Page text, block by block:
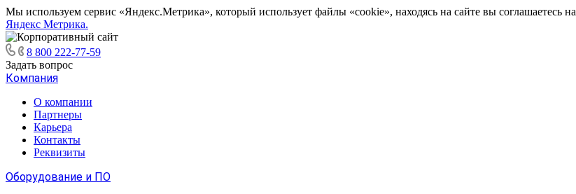
Мы используем сервис «Яндекс.Метрика», который использует файлы «cookie», находясь на сайте вы соглашаетесь на
Яндекс Метрика.
8 800 222-77-59
Задать вопрос
Компания
О компании
Партнеры
Карьера
Контакты
Реквизиты
Оборудование и ПО